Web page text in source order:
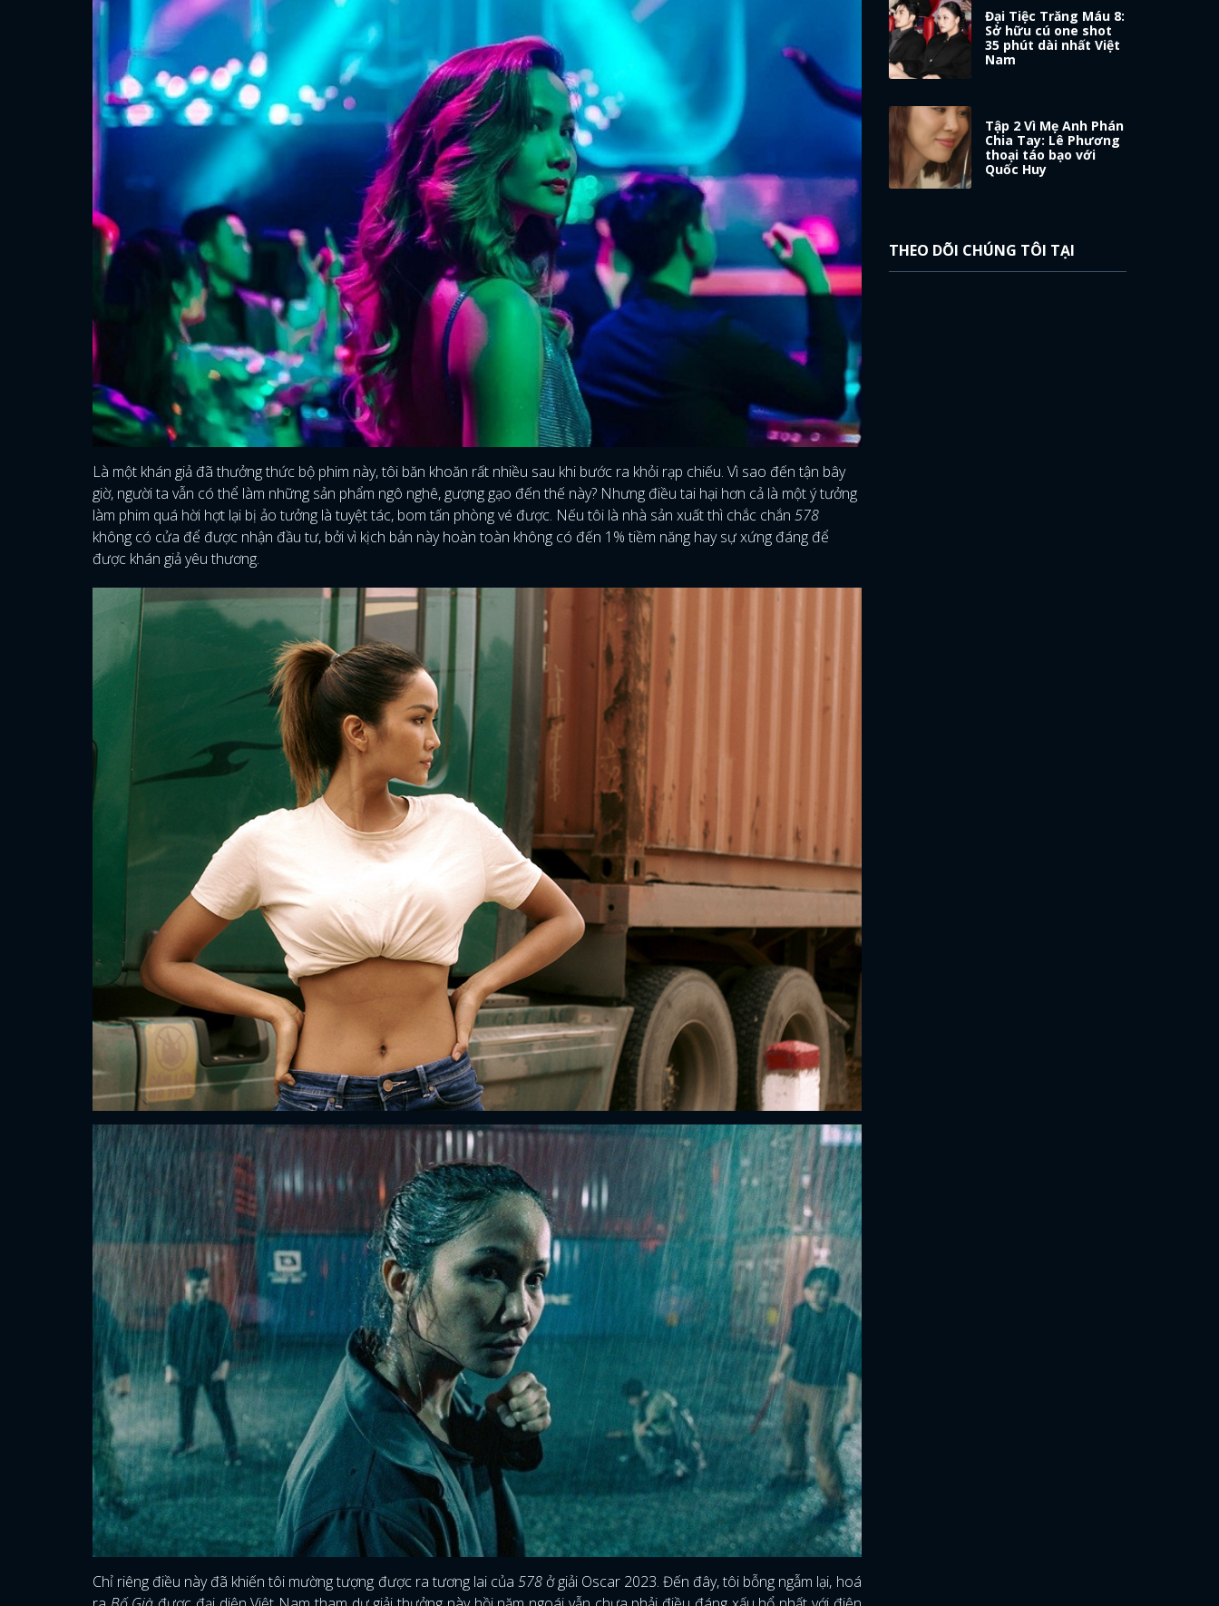
ĐĂNG NHẬP
FACEBOOK
Là một khán giả đã thưởng thức bộ phim này, tôi băn khoăn rất nhiều sau khi bước ra khỏi rạp chiếu. Vì sao đến tận bây
giờ, người ta vẫn có thể làm những sản phẩm ngô nghê, gượng gạo đến thế này? Nhưng điều tai hại hơn cả là một ý tưởng
làm phim quá hời hợt lại bị ảo tưởng là tuyệt tác, bom tấn phòng vé được. Nếu tôi là nhà sản xuất thì chắc chắn 578
không có cửa để được nhận đầu tư, bởi vì kịch bản này hoàn toàn không có đến 1% tiềm năng hay sự xứng đáng để
được khán giả yêu thương.
Chỉ riêng điều này đã khiến tôi mường tượng được ra tương lai của 578ở giải Oscar 2023. Đến đây, tôi bỗng ngẫm lại, hoá
Đại Tiệc Trăng Máu 8:
Sở hữu cú one shot
35 phút dài nhất Việt
Nam
Tập 2 Vì Mẹ Anh Phán
Chia Tay: Lê Phương
thoại táo bạo với
Quốc Huy
THEO DÕI CHÚNG TÔI TẠI